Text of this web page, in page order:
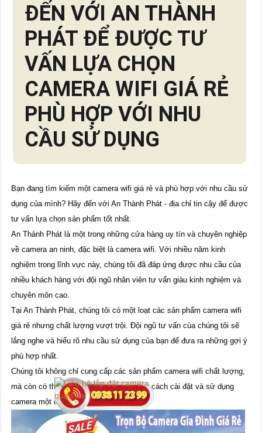
ĐẾN VỚI AN THÀNH
PHÁT ĐỂ ĐƯỢC TƯ
VẤN LỰA CHỌN
CAMERA WIFI GIÁ RẺ
PHÙ HỢP VỚI NHU
CẦU SỬ DỤNG
Bạn đang tìm kiếm một camera wifi giá rẻ và phù hợp với nhu cầu sử
dụng của mình? Hãy đến với An Thành Phát - địa chỉ tin cậy để được
tư vấn lựa chọn sản phẩm tốt nhất.
An Thành Phát là một trong những cửa hàng uy tín và chuyên nghiệp
về camera an ninh, đặc biệt là camera wifi. Với nhiều năm kinh
nghiệm trong lĩnh vực này, chúng tôi đã đáp ứng được nhu cầu của
nhiều khách hàng với đội ngũ nhân viên tư vấn giàu kinh nghiệm và
chuyên môn cao.
Tại An Thành Phát, chúng tôi có một loạt các sản phẩm camera wifi
giá rẻ nhưng chất lượng vượt trội. Đội ngũ tư vấn của chúng tôi sẽ
lắng nghe và hiểu rõ nhu cầu sử dụng của bạn để đưa ra những gợi ý
phù hợp nhất.
Chúng tôi không chỉ cung cấp các sản phẩm camera wifi chất lượng,
mà còn có thể tư vấn và hướng dẫn bạn cách cài đặt và sử dụng
camera một cách hiệu quả.